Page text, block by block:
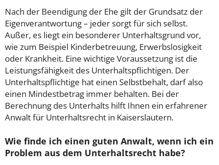
Nach der Beendigung der Ehe gilt der Grundsatz der
Eigenverantwortung – jeder sorgt für sich selbst.
Außer, es liegt ein besonderer Unterhaltsgrund vor,
wie zum Beispiel Kinderbetreuung, Erwerbslosigkeit
oder Krankheit. Eine wichtige Voraussetzung ist die
Leistungsfähigkeit des Unterhaltspflichtigen. Der
Unterhaltspflichtige hat einen Selbstbehalt, darf also
einen Mindestbetrag immer behalten. Bei der
Berechnung des Unterhalts hilft Ihnen ein erfahrener
Anwalt für Unterhaltsrecht in Kaiserslautern.
Wie finde ich einen guten Anwalt, wenn ich ein
Problem aus dem Unterhaltsrecht habe?